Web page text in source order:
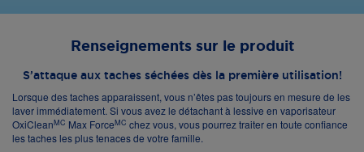
Renseignements sur le produit
S’attaque aux taches séchées dès la première utilisation!
Lorsque des taches apparaissent, vous n’êtes pas toujours en mesure de les
laver immédiatement. Si vous avez le détachant à lessive en vaporisateur
OxiCleanMC Max ForceMC chez vous, vous pourrez traiter en toute confiance
les taches les plus tenaces de votre famille.